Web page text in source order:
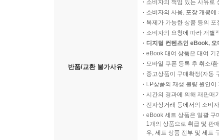
반품/교환 불가사유
소비자의 책임 있는 사유로
소비자의 사용, 포장 개봉
복제가 가능한 상품 등의
소비자의 요청에 따라 개별
디지털 컨텐츠인 eBook,
eBook 대여 상품은 대여 기
모바일 쿠폰 등록 후 취소/
중고상품이 구매확정(자동
LP상품의 재생 불량 원인
시간의 경과에 의해 재판매
전자상거래 등에서의 소비
eBook 세트 상품은 일괄 구
1개의 상품으로 취급 및 판
우, 세트 상품 전부 및 세트